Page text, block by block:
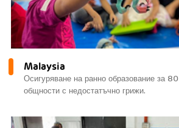
Malaysia
Осигуряване на ранно образование за
общности с недостатъчно грижи.